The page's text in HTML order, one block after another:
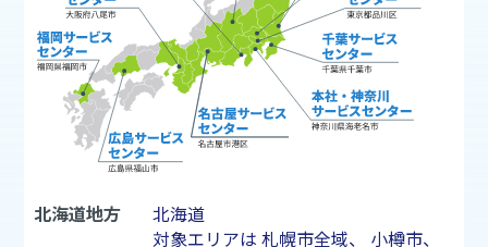
北海道地方
北海道
対象エリアは 札幌市全域、 小樽市、